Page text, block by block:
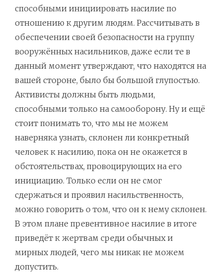
способными инициировать насилие по
отношению к другим людям. Рассчитывать в
обеспечении своей безопасности на группу
вооружённых насильников, даже если те в
данный момент утверждают, что находятся на
вашей стороне, было бы большой глупостью.
Активисты должны быть людьми,
способными только на самооборону. Ну и ещё
стоит понимать то, что мы не можем
наверняка узнать, склонен ли конкретный
человек к насилию, пока он не окажется в
обстоятельствах, провоцирующих на его
инициацию. Только если он не смог
сдержаться и проявил насильственность,
можно говорить о том, что он к нему склонен.
В этом плане превентивное насилие в итоге
приведёт к жертвам среди обычных и
мирных людей, чего мы никак не можем
допустить.